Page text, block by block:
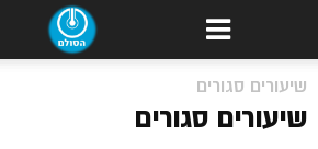
שיעורים סגורים
שיעורים סגורים
קורס המוח אחורי (לתורמים)